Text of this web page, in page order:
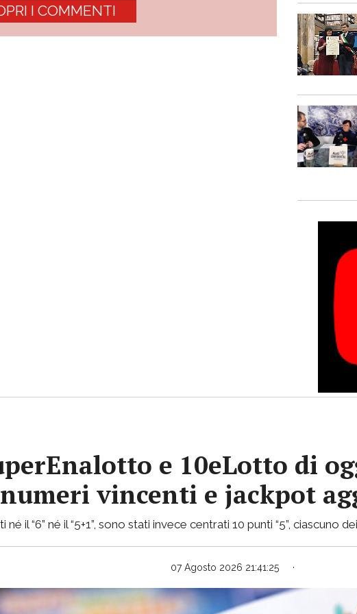
I COMMENTI
e 10eLotto di
vincenti e jackpot
il “6” né il “5+1”, sono stati invece centrati 10 punti “5”, ciascuno
07 Agosto 2026 21:41:25